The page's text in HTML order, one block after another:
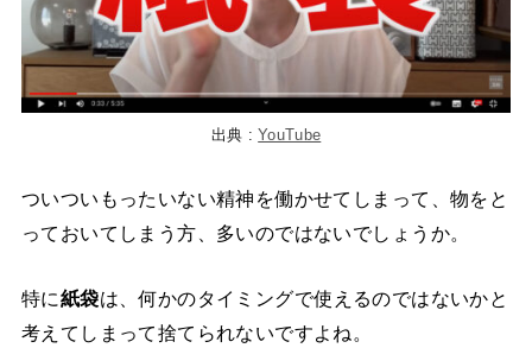
出典 :YouTube
ついついもったいない精神を働かせてしまって、物をと
っておいてしまう方、多いのではないでしょうか。
特に紙袋は、何かのタイミングで使えるのではないかと
考えてしまって捨てられないですよね。